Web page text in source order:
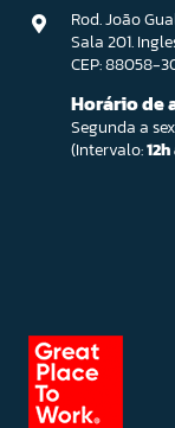
Rod. João
Sala 201.
CEP: 88058-
Horário de
Segunda a
(Intervalo: